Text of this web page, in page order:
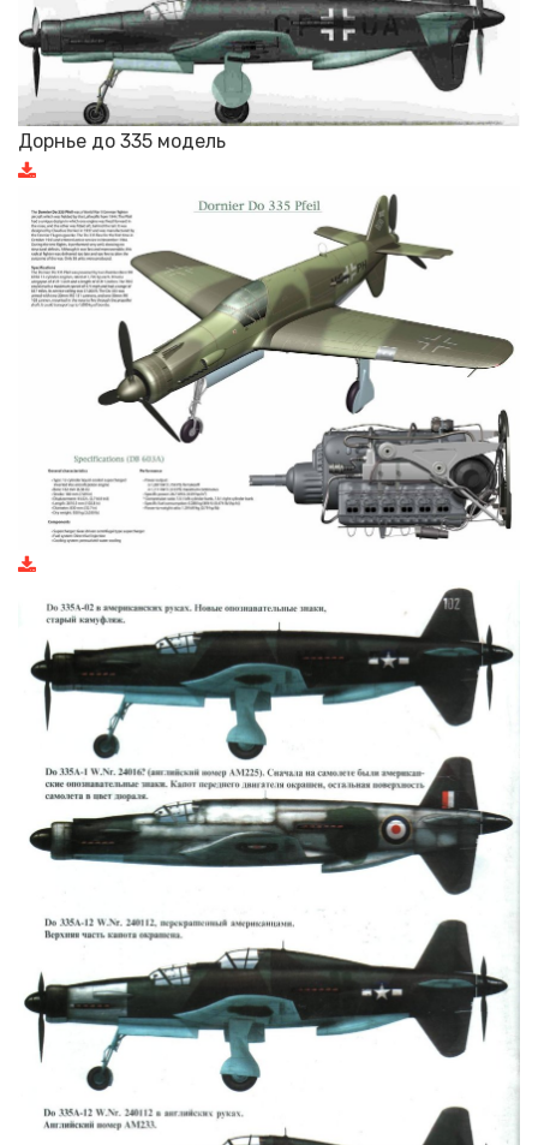
Дорнье до 335 модель